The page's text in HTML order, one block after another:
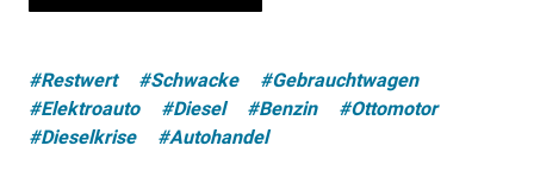
#Restwert #Schwacke
#Gebrauchtwagen
#Elektroauto
#Diesel #Benzin
#Ottomotor
#Dieselkrise
#Autohandel